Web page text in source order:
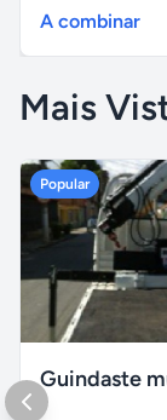
A combinar
Mais
Popular